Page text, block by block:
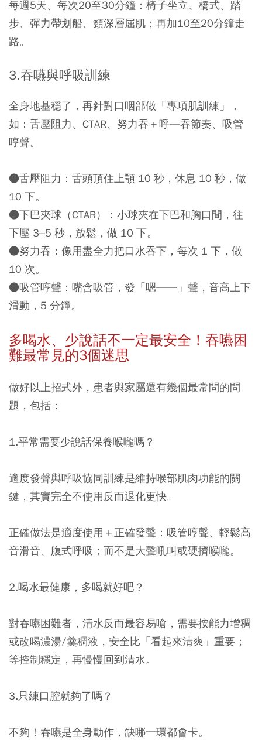
每週5天、每次20至30分鐘：椅子坐立、橋式、踏
步、彈力帶划船、頸深層屈肌；再加10至20分鐘走
路。
3.吞嚥與呼吸訓練
全身地基穩了，再針對口咽部做「專項肌訓練」，
如：舌壓阻力、CTAR、努力吞＋呼—吞節奏、吸管
哼聲。
●舌壓阻力 ：舌頭頂住上顎 10 秒，休息 10 秒，做
10 下。
●下巴夾球（CTAR）
：小球夾在下巴和胸口間，往
下壓 3–5 秒，放鬆，做 10 下。
●努力吞 ：像用盡全力把口水吞下，每次 1 下，做
10 次。
●吸管哼聲 ：嘴含吸管，發「嗯——」聲，音高上下
滑動，5 分鐘。
多喝水、少說話不一定最安全！吞嚥困
難最常見的3個迷思
做好以上招式外，患者與家屬還有幾個最常問的問
題，包括：
1.平常需要少說話保養喉嚨嗎？
適度發聲與呼吸協同訓練是維持喉部肌肉功能的關
鍵，其實完全不使用反而退化更快。
正確做法是適度使用＋正確發聲：吸管哼聲、輕鬆高
音滑音、腹式呼吸；而不是大聲吼叫或硬擠喉嚨。
2.喝水最健康，多喝就好吧？
對吞嚥困難者，清水反而最容易嗆，需要按能力增稠
或改喝濃湯∕羹稠液，安全比「看起來清爽」重要；
等控制穩定，再慢慢回到清水。
3.只練口腔就夠了嗎？
不夠！吞嚥是全身動作，缺哪一環都會卡。